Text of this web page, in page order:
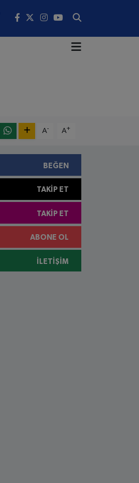
A- A+
BEĞEN
TAKIP ET
TAKIP ET
ABONE OL
İLETIŞIM